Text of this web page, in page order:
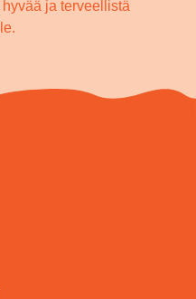
ja terveellistä